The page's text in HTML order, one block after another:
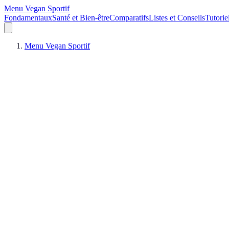
Menu Vegan Sportif
FondamentauxSanté et Bien-êtreComparatifsListes et Conseils
Menu Vegan Sportif